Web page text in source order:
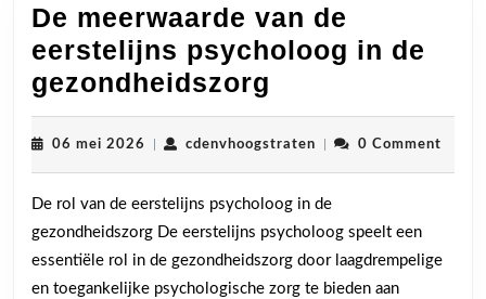
De meerwaarde van de
eerstelijns psycholoog in de
gezondheidszorg
meerwaarde
van
de
eerstelijns
psycholoog
in
06 mei 2026 06
cdenvhoogstratencdenvhoogstraten
0 Comment
De rol van de eerstelijns psycholoog in de
gezondheidszorg De eerstelijns psycholoog speelt een
essentiële rol in de gezondheidszorg door laagdrempelige
en toegankelijke psychologische zorg te bieden aan